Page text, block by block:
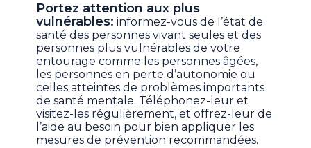
Portez attention aux plus
vulnérables: informez-vous de l’état de
santé des personnes vivant seules et des
personnes plus vulnérables de votre
entourage comme les personnes âgées,
les personnes en perte d’autonomie ou
celles atteintes de problèmes importants
de santé mentale. Téléphonez-leur et
visitez-les régulièrement, et offrez-leur de
l’aide au besoin pour bien appliquer les
mesures de prévention recommandées.